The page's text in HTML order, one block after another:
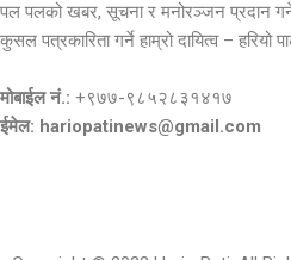
पल पलको खबर, सूचना र मनोरञ्जन प्रदान
कुसल पत्रकारिता गर्ने हाम्रो दायित्व – हरियो
मोबाईल नं.: +९७७-९८५२८३१४१७
ईमेल: hariopatinews@gmail.com